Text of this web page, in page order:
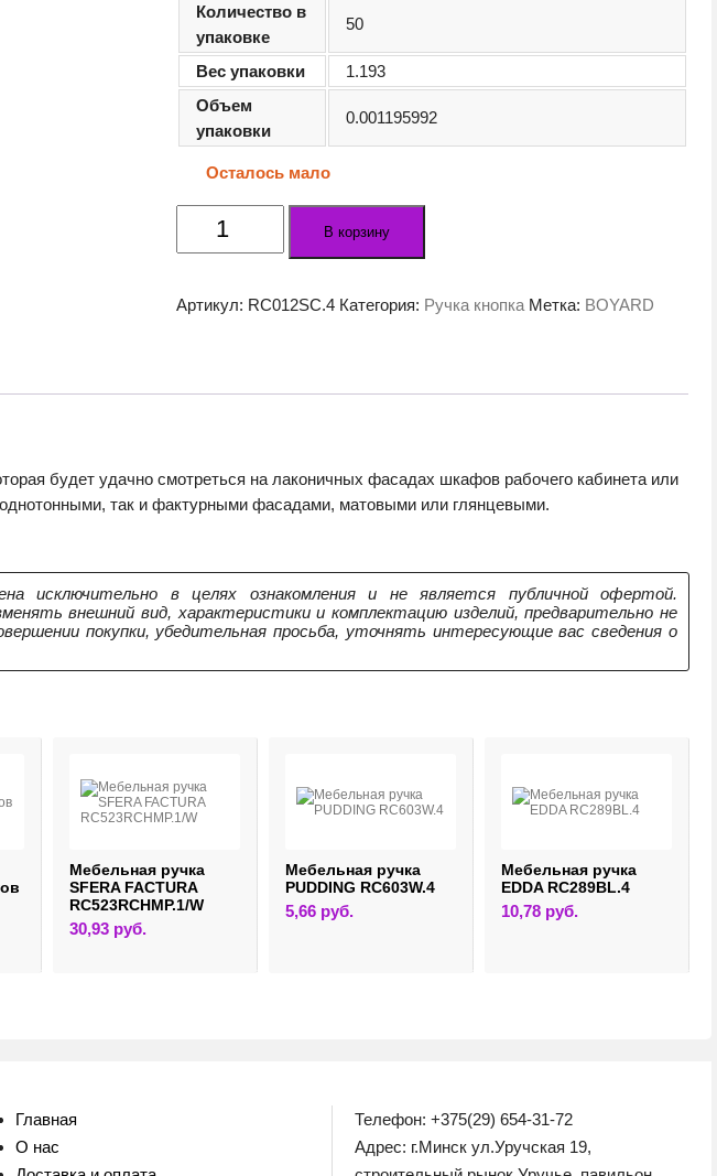
Количество в
упаковке
50
Вес упаковки
1.193
Объем
упаковки
0.001195992
Осталось мало
Количество
товара
RC012SC.4
В корзину
Артикул: RC012SC.4 Категория: Ручка кнопка Метка: BOYARD
будет удачно смотреться на лаконичных фасадах шкафов рабочего кабинета или
так и фактурными фасадами, матовыми или глянцевыми.
исключительно в целях ознакомления и не является публичной офертой.
внешний вид, характеристики и комплектацию изделий, предварительно не
покупки, убедительная просьба, уточнять интересующие вас сведения о
Мебельная ручка
SFERA FACTURA
RC523RCHMP.1/W
30,93 руб.
Мебельная ручка
PUDDING RC603W.4
5,66 руб.
Мебельная ручка
EDDA RC289BL.4
10,78 руб.
Главная
О нас
Телефон: +375(29) 654-31-72
Адрес: г.Минск ул.Уручская 19,